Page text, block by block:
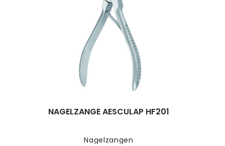
Nagelzangen
NAGELZANGE AESCULAP HF201